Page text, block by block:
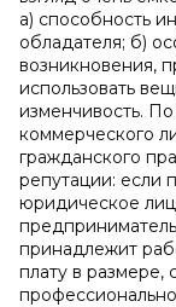
а) способность
обладателя; б)
возникновения,
использовать
изменчивость.
коммерческого
гражданского
репутации: если
юридическое
принадлежит
плату в размере,